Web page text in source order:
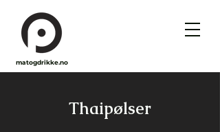
matogdrikke.no
Thaipølser